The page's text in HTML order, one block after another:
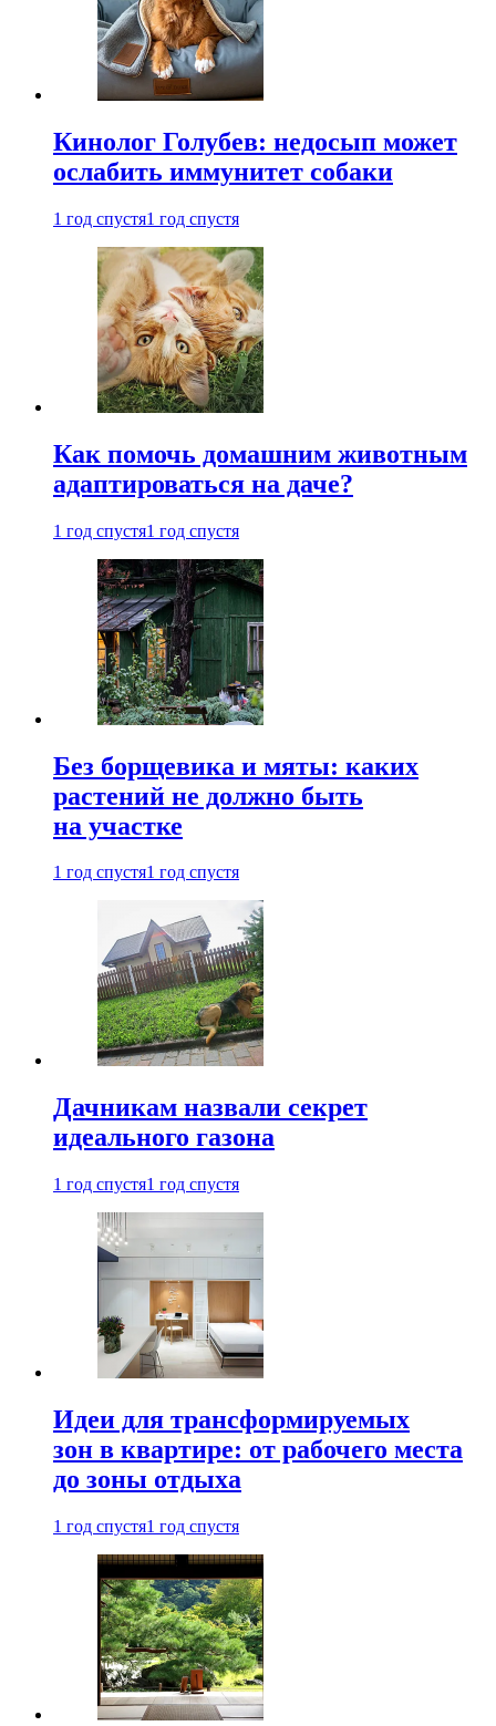
Кинолог Голубев: недосып может
ослабить иммунитет собаки
1 год спустя1 год спустя
Как помочь домашним животным
адаптироваться на даче?
1 год спустя1 год спустя
Без борщевика и мяты: каких
растений не должно быть
на участке
1 год спустя1 год спустя
Дачникам назвали секрет
идеального газона
1 год спустя1 год спустя
Идеи для трансформируемых
зон в квартире: от рабочего места
до зоны отдыха
1 год спустя1 год спустя